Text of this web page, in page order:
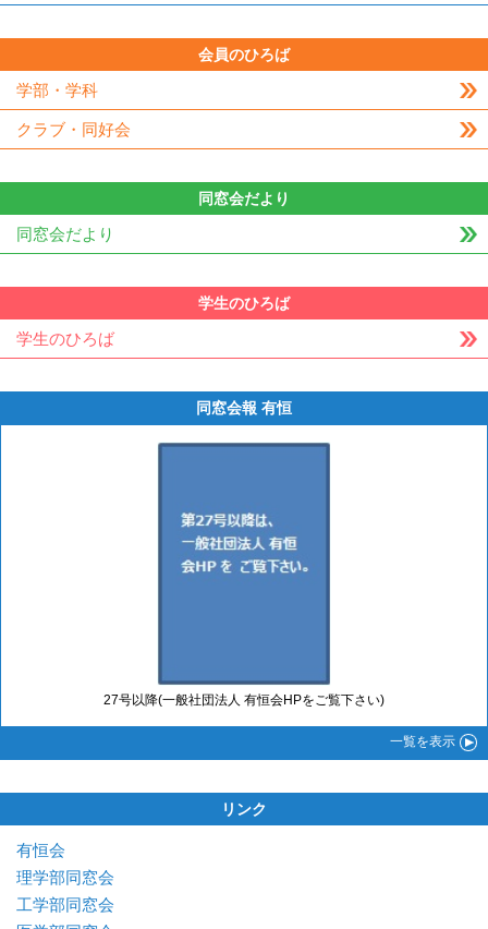
会員のひろば
学部・学科
クラブ・同好会
同窓会だより
同窓会だより
学生のひろば
学生のひろば
同窓会報 有恒
27号以降(一般社団法人 有恒会HPをご覧下さい)
一覧を表示
リンク
有恒会
理学部同窓会
工学部同窓会